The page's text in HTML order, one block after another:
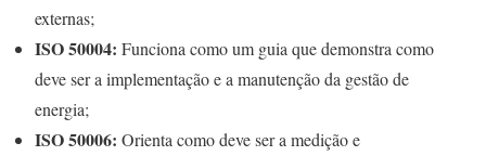
externas;
ISO 50004: Funciona como um guia que demonstra como
deve ser a implementação e a manutenção da gestão de
energia;
ISO 50006: Orienta como deve ser a medição e